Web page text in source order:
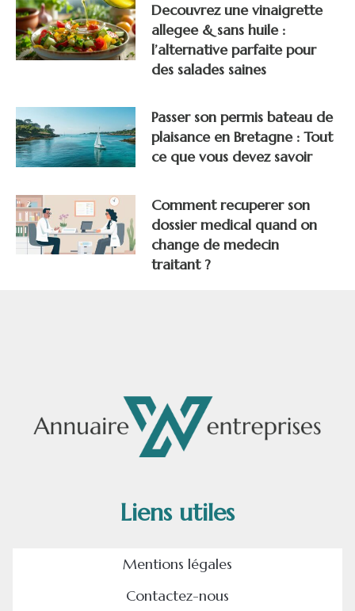
Decouvrez une vinaigrette
allegee & sans huile :
l’alternative parfaite pour
des salades saines
Passer son permis bateau de
plaisance en Bretagne : Tout
ce que vous devez savoir
Comment recuperer son
dossier medical quand on
change de medecin
traitant ?
Liens utiles
Mentions légales
Contactez-nous